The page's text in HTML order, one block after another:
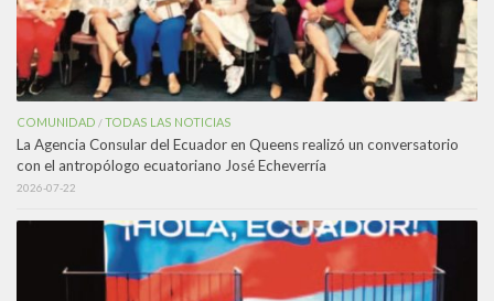
COMUNIDAD /TODAS LAS NOTICIAS
La Agencia Consular del Ecuador en Queens realizó un conversatorio
con el antropólogo ecuatoriano José Echeverría
2026-07-22